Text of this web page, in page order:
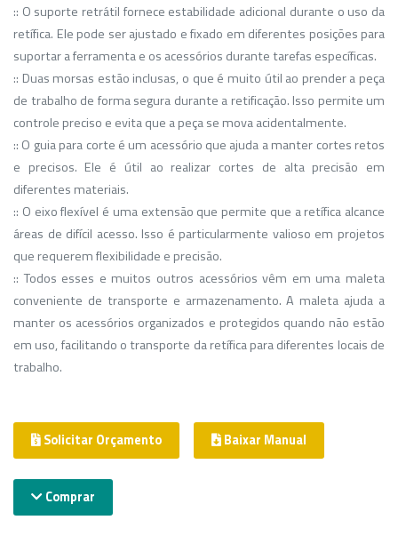
:: O suporte retrátil fornece estabilidade adicional durante o uso da
retífica. Ele pode ser ajustado e fixado em diferentes posições para
suportar a ferramenta e os acessórios durante tarefas específicas.
:: Duas morsas estão inclusas, o que é muito útil ao prender a peça
de trabalho de forma segura durante a retificação. Isso permite um
controle preciso e evita que a peça se mova acidentalmente.
:: O guia para corte é um acessório que ajuda a manter cortes retos
e precisos. Ele é útil ao realizar cortes de alta precisão em
diferentes materiais.
:: O eixo flexível é uma extensão que permite que a retífica alcance
áreas de difícil acesso. Isso é particularmente valioso em projetos
que requerem flexibilidade e precisão.
:: Todos esses e muitos outros acessórios vêm em uma maleta
conveniente de transporte e armazenamento. A maleta ajuda a
manter os acessórios organizados e protegidos quando não estão
em uso, facilitando o transporte da retífica para diferentes locais de
trabalho.
Solicitar Orçamento Baixar Manual
Comprar